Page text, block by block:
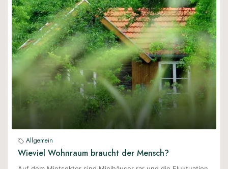
Allgemein
Wieviel Wohnraum braucht der Mensch?